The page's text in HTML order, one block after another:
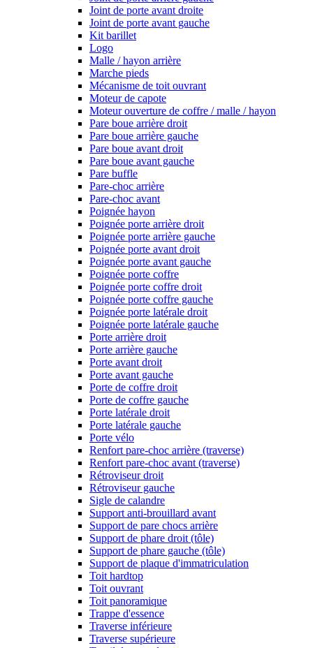
Joint de porte avant droite
Joint de porte avant gauche
Kit barillet
Logo
Malle / hayon arrière
Marche pieds
Mécanisme de toit ouvrant
Moteur de capote
Moteur ouverture de coffre / malle / hayon
Pare boue arrière droit
Pare boue arrière gauche
Pare boue avant droit
Pare boue avant gauche
Pare buffle
Pare-choc arrière
Pare-choc avant
Poignée hayon
Poignée porte arrière droit
Poignée porte arrière gauche
Poignée porte avant droit
Poignée porte avant gauche
Poignée porte coffre
Poignée porte coffre droit
Poignée porte coffre gauche
Poignée porte latérale droit
Poignée porte latérale gauche
Porte arrière droit
Porte arrière gauche
Porte avant droit
Porte avant gauche
Porte de coffre droit
Porte de coffre gauche
Porte latérale droit
Porte latérale gauche
Porte vélo
Renfort pare-choc arrière (traverse)
Renfort pare-choc avant (traverse)
Rétroviseur droit
Rétroviseur gauche
Sigle de calandre
Support anti-brouillard avant
Support de pare chocs arrière
Support de phare droit (tôle)
Support de phare gauche (tôle)
Support de plaque d'immatriculation
Toit hardtop
Toit ouvrant
Toit panoramique
Trappe d'essence
Traverse inférieure
Traverse supérieure